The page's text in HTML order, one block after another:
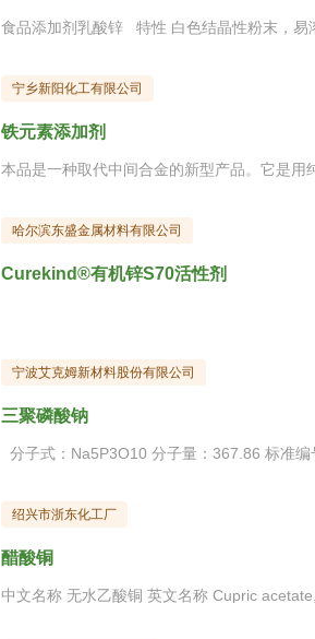
宁乡新阳化工有限公司
铁元素添加剂
哈尔滨东盛金属材料有限公司
Curekind®有机锌S70活性剂
宁波艾克姆新材料股份有限公司
三聚磷酸钠
绍兴市浙东化工厂
醋酸铜